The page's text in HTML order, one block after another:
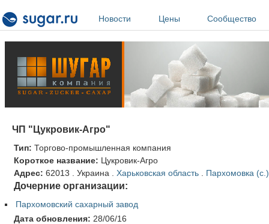
Новости
Цены Сообщество
ЧП "Цукровик-Агро"
Тип: Торгово-промышленная компания
Короткое название: Цукровик-Агро
Адрес: 62013 Украина Харьковская область Пархомовка (с.)
Дочерние организации:
Пархомовский сахарный завод
Дата обновления: 28/06/16